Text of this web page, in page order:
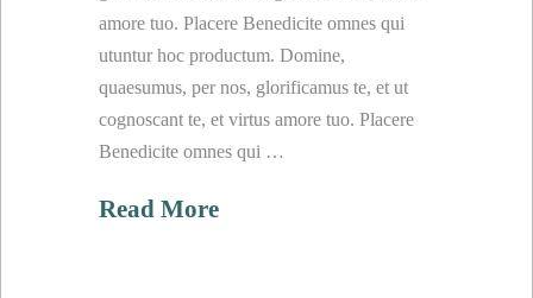
amore tuo. Placere Benedicite omnes qui
utuntur hoc productum. Domine,
quaesumus, per nos, glorificamus te, et ut
cognoscant te, et virtus amore tuo. Placere
Benedicite omnes qui …
Read More